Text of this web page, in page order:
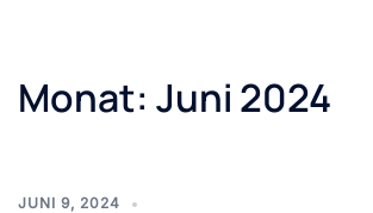
Monat: Juni 2024
JUNI 9, 2024